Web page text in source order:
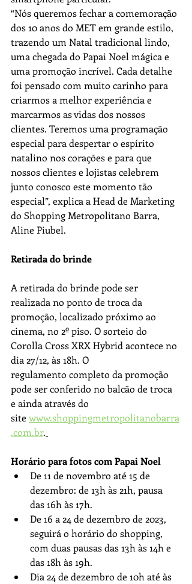
“Nós queremos fechar a comemoração
dos 10 anos do MET em grande estilo,
trazendo um Natal tradicional lindo,
uma chegada do Papai Noel mágica e
uma promoção incrível. Cada detalhe
foi pensado com muito carinho para
criarmos a melhor experiência e
marcarmos as vidas dos nossos
clientes. Teremos uma programação
especial para despertar o espírito
natalino nos corações e para que
nossos clientes e lojistas celebrem
junto conosco este momento tão
especial”, explica a Head de Marketing
do Shopping Metropolitano Barra,
Aline Piubel.
Retirada do brinde
A retirada do brinde pode ser
realizada no ponto de troca da
promoção, localizado próximo ao
cinema, no 2º piso. O sorteio do
Corolla Cross XRX Hybrid acontece no
dia 27/12, às 18h. O
regulamento completo da promoção
pode ser conferido no balcão de troca
e ainda através do
site www.shoppingmetropolitanobarra
.com.br.
Horário para fotos com Papai Noel
De 11 de novembro até 15 de
dezembro: de 13h às 21h, pausa
das 16h às 17h.
De 16 a 24 de dezembro de 2023,
seguirá o horário do shopping,
com duas pausas das 13h às 14h e
das 18h às 19h.
Dia 24 de dezembro de 10h até às